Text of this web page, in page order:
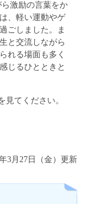
激励の言葉をか
、軽い運動やゲ
ごしました。ま
と交流しながら
れる場面も多く
じるひとときと
見てください。
3月27日（金）更新